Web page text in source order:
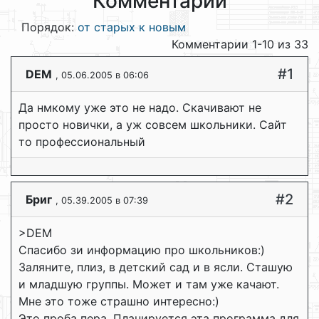
Порядок: от старых к новым
Комментарии 1-10 из 33
DEM , 05.06.2005 в 06:06 #1
Да нмкому уже это не надо. Скачивают не
просто новички, а уж совсем школьники. Сайт
то профессиональный
Бриг , 05.39.2005 в 07:39 #2
>DEM
Спасибо зи информацию про школьников:)
Заляните, плиз, в детский сад и в ясли. Сташую
и младшую группы. Может и там уже качают.
Мне это тоже страшно интересно:)